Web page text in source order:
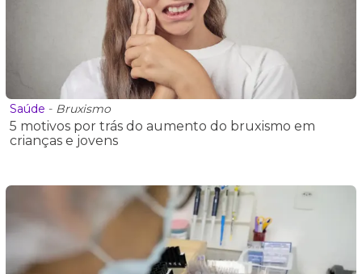
Saúde - Bruxismo
5 motivos por trás do aumento do bruxismo em
crianças e jovens